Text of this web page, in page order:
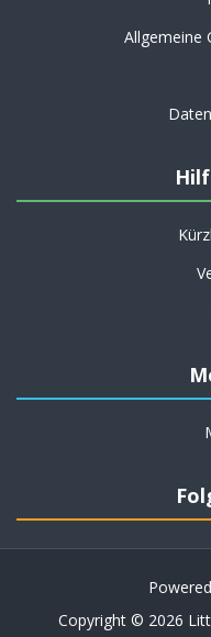
Allgemeine
Copyright © 2026